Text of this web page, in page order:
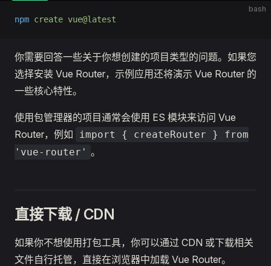
bash
npm create vue@latest
你需要回答一些关于你想创建的项目类型的问题。如果您
选择安装 Vue Router，示例应用还将演示 Vue Router 的
一些核心特性。
使用包管理器的项目通常会使用 ES 模块来访问 Vue
Router，例如
import { createRouter } from
'vue-router' 。
直接下载 / CDN
如果你不想使用打包工具，你可以通过 CDN 或下载相关
文件自行托管，直接在浏览器中加载 Vue Router。